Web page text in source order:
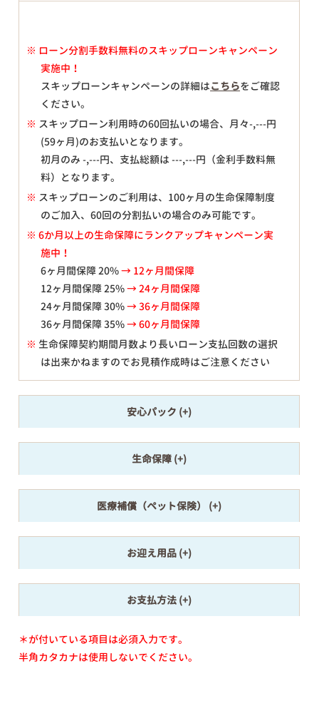
※ ローン分割手数料無料のスキップローンキャンペーン
実施中！
スキップローンキャンペーンの詳細はこちらをご確認
ください。
※ スキップローン利用時の60回払いの場合、月々-,---円
(59ヶ月)のお支払いとなります。
初月のみ-,---円、支払総額は---,---円（金利手数料無
料）となります。
※ スキップローンのご利用は、100ヶ月の生命保障制度
のご加入、60回の分割払いの場合のみ可能です。
※ 6か月以上の生命保障にランクアップキャンペーン実
施中！
6ヶ月間保障 20%→ 12ヶ月間保障
12ヶ月間保障 25%→ 24ヶ月間保障
24ヶ月間保障 30%→ 36ヶ月間保障
36ヶ月間保障 35%→ 60ヶ月間保障
※ 生命保障契約期間月数より長いローン支払回数の選択
は出来かねますのでお見積作成時はご注意ください
安心パック
生命保障
医療補償（ペット保険）
お迎え用品
お支払方法
＊が付いている項目は必須入力です。
半角カタカナは使用しないでください。